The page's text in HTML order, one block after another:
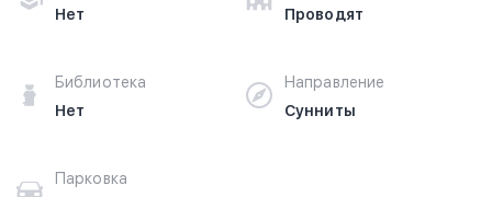
Нет
Проводят
Библиотека
Нет
Направление
Сунниты
Парковка